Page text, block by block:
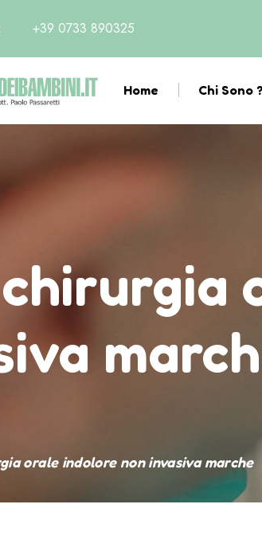
+39 0733 890325
Home Chi Sono ?
chirurgia
orale indolore non invasiva marche